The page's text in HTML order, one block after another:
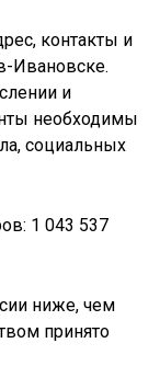
контакты и
Ивановске.
и
необходимы
социальных
1 043 537
ниже, чем
принято